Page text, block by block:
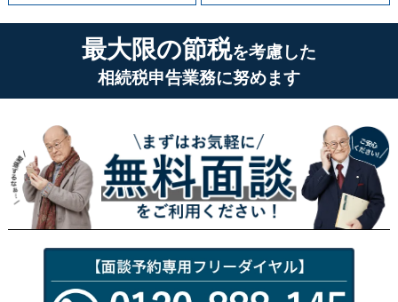
最大限の節税を考慮した
相続税申告業務に努めます